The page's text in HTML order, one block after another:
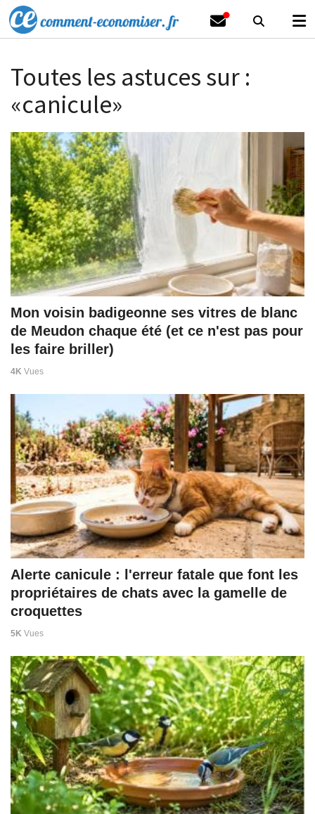
Toutes les astuces sur :
«canicule»
Mon voisin badigeonne ses vitres de blanc
de Meudon chaque été (et ce n'est pas pour
les faire briller)
4K Vues
Alerte canicule : l'erreur fatale que font les
propriétaires de chats avec la gamelle de
croquettes
5K Vues